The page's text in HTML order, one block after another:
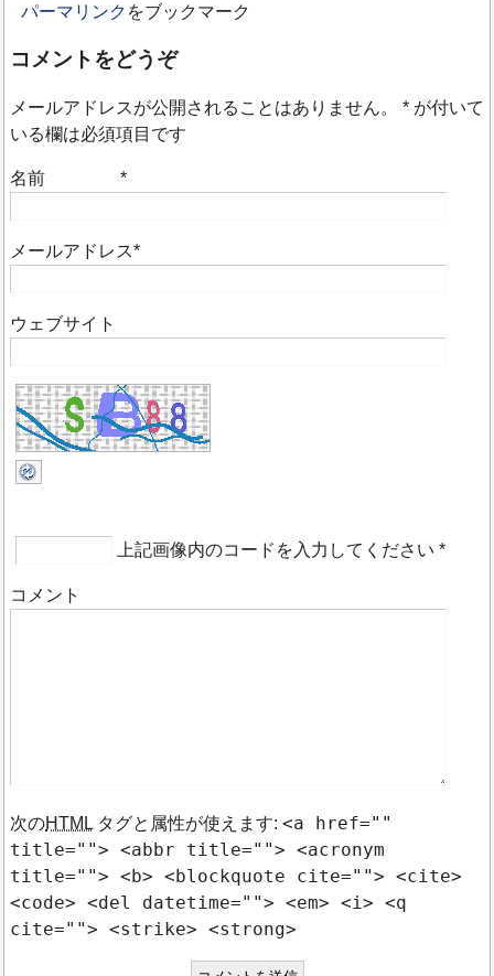
パーマリンク をブックマーク
コメントをどうぞ
メールアドレスが公開されることはありません。* が付いて
いる欄は必須項目です
名前 *
メールアドレス*
ウェブサイト
上記画像内のコードを入力してください *
コメント
次のHTML タグと属性が使えます:<a href=""
title=""> <abbr title=""> <acronym
title=""> <b> <blockquote cite=""> <cite>
<code> <del datetime=""> <em> <i> <q
cite=""> <strike> <strong>